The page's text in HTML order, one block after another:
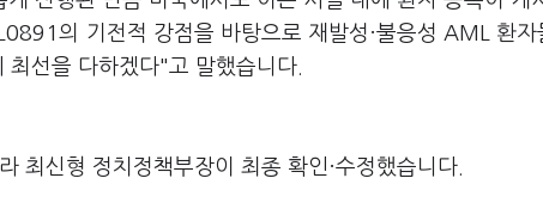
의 기전적 강점을 바탕으로 재발성·불응성 AML 환자
선을 다하겠다"고 말했습니다.
최신형 정치정책부장이 최종 확인·수정했습니다.